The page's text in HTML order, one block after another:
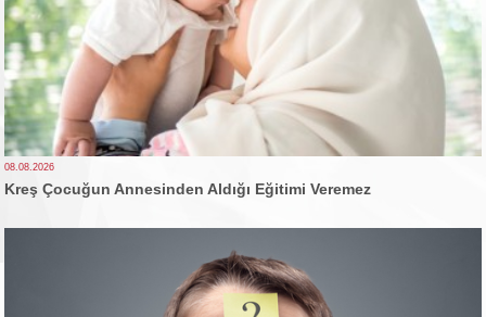
08.08.2026
Kreş Çocuğun Annesinden Aldığı Eğitimi Veremez